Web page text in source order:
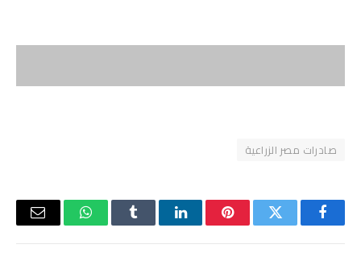
صادرات مصر الزراعية
فيسبوكتويتر بينتيريستلينكدإن Tumblr واتسابالبريد